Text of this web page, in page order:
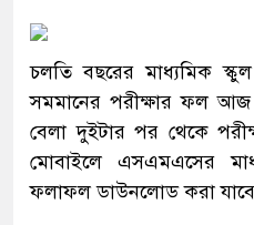
চলতি বছরের মাধ্যমিক
সমমানের পরীক্ষার ফল আজ
বেলা দুইটার পর থেকে
মোবাইলে এসএমএসের
ফলাফল ডাউনলোড করা